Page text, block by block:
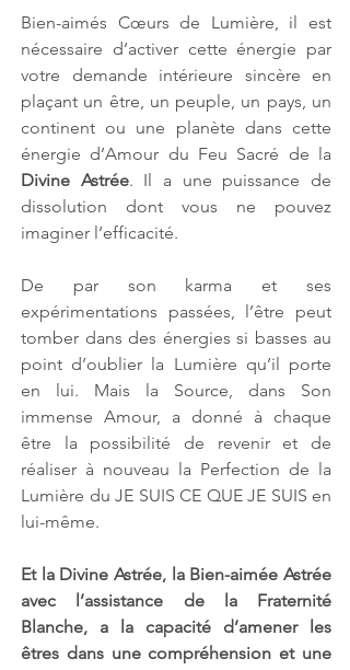
Bien-aimés Cœurs de Lumière, il est
nécessaire d’activer cette énergie par
votre demande intérieure sincère en
plaçant un être, un peuple, un pays, un
continent ou une planète dans cette
Divine Astrée. Il a une puissance de
dissolution dont vous ne pouvez
imaginer l’efficacité.
De par son karma et ses
expérimentations passées, l’être peut
tomber dans des énergies si basses au
point d’oublier la Lumière qu’il porte
en lui. Mais la Source, dans Son
immense Amour, a donné à chaque
être la possibilité de revenir et de
réaliser à nouveau la Perfection de la
Lumière du JE SUIS CE QUE JE SUIS en
lui-même.
Et la Divine Astrée, la Bien-aimée Astrée
avec l’assistance de la Fraternité
Blanche, a la capacité d’amener les
êtres dans une compréhension et une